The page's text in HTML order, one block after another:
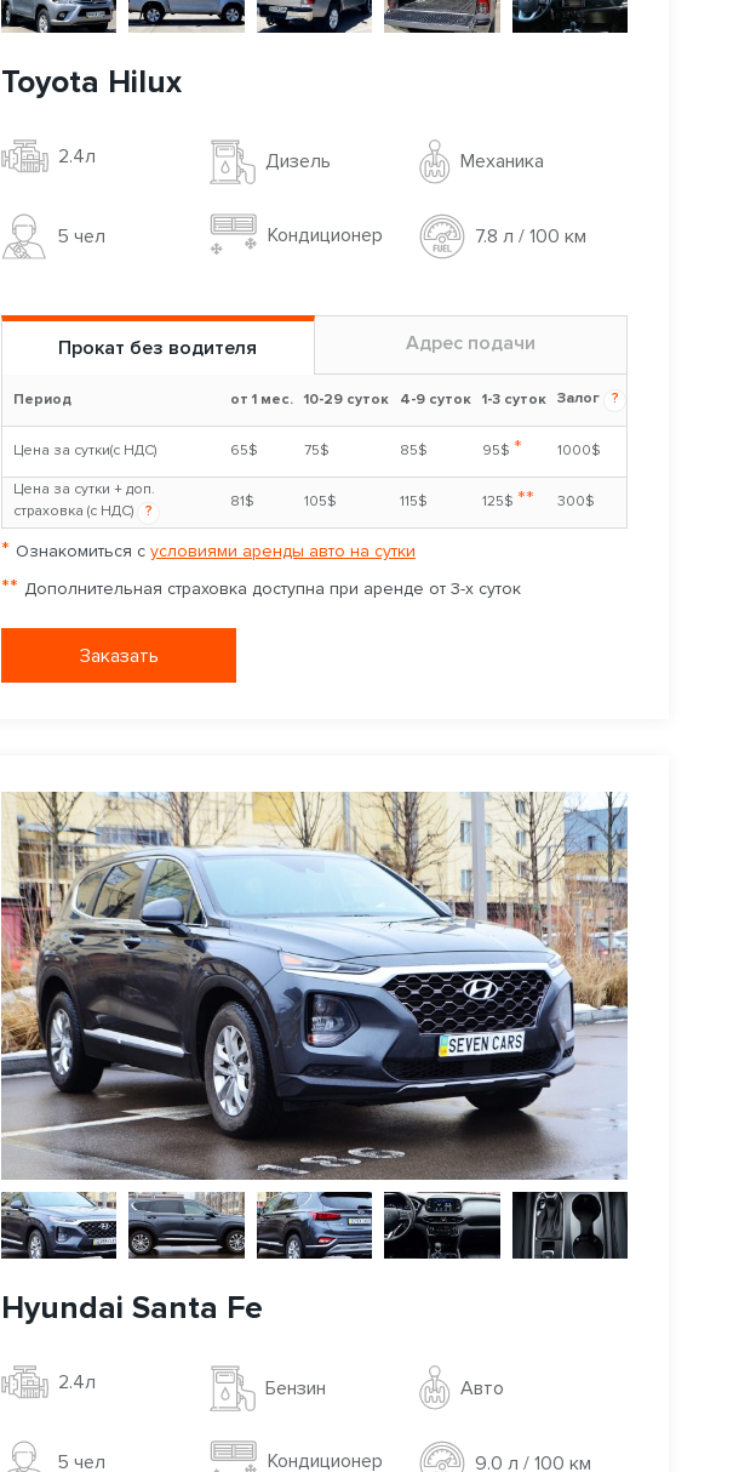
Toyota Hilux
2.4л Дизель Механика
5 чел Кондиционер 7.8 л / 100 км
Прокат без водителя Адрес подачи
Период от 1 мес. 10-29 суток 4-9 суток 1-3 суток Залог ?
Цена за сутки(с НДС) 65$ 75$ 85$ 95$ * 1000$
Цена за сутки + доп.
страховка (с НДС)
?
81$ 105$ 115$ 125$ ** 300$
* Ознакомиться с условиями аренды авто на сутки
** Дополнительная страховка доступна при аренде от 3-х суток
Заказать
Hyundai Santa Fe
2.4л Бензин Авто
5 чел Кондиционер 9.0 л / 100 км